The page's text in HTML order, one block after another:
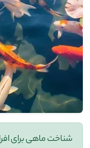
شناخت ماهی برای